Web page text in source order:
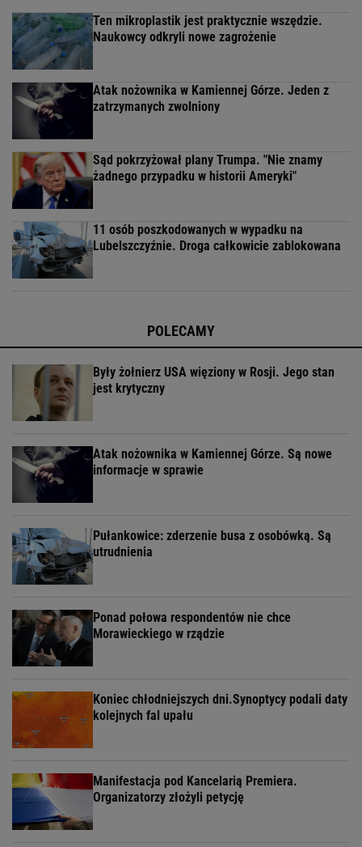
Ten mikroplastik jest praktycznie wszędzie.
Naukowcy odkryli nowe zagrożenie
Atak nożownika w Kamiennej Górze. Jeden z
zatrzymanych zwolniony
Sąd pokrzyżował plany Trumpa. "Nie znamy
żadnego przypadku w historii Ameryki"
11 osób poszkodowanych w wypadku na
Lubelszczyźnie. Droga całkowicie zablokowana
POLECAMY
Były żołnierz USA więziony w Rosji. Jego stan
jest krytyczny
Atak nożownika w Kamiennej Górze. Są nowe
informacje w sprawie
Pułankowice: zderzenie busa z osobówką. Są
utrudnienia
Ponad połowa respondentów nie chce
Morawieckiego w rządzie
Koniec chłodniejszych dni.Synoptycy podali daty
kolejnych fal upału
Manifestacja pod Kancelarią Premiera.
Organizatorzy złożyli petycję